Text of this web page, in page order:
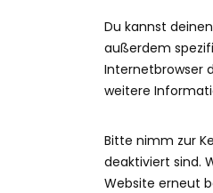
Du kannst
außerdem
Internetbrowser
weitere
Bitte nimm zur
deaktiviert sind.
Website erneut